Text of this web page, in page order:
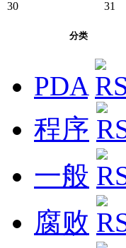
30
31
分类
PDA
程序
一般
腐败